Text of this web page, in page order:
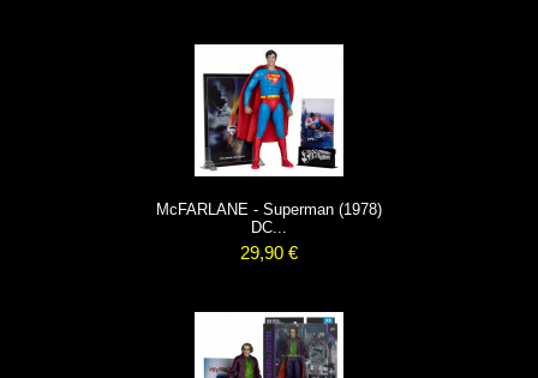
McFARLANE - Superman (1978)
DC...
29,90 €